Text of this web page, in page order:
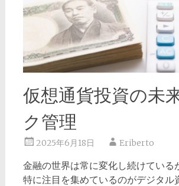
仮想通貨投資の未
ク管理
2025年6月18日 Eriberto
金融の世界は常に変化し続けている
特に注目を集めているのがデジタル